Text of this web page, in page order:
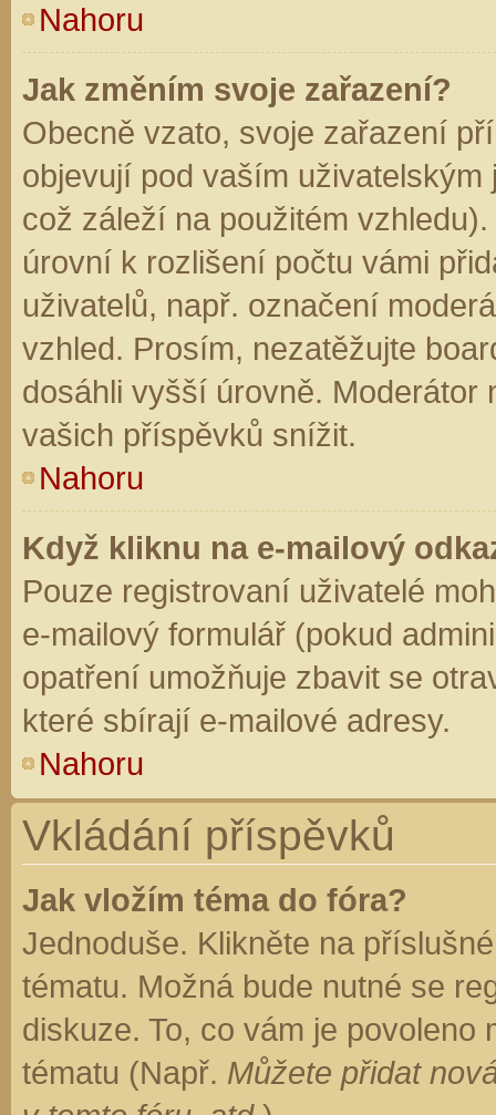
Nahoru
Jak změním svoje zařazení?
Obecně vzato, svoje zařazení
objevují pod vaším
což záleží na použitém
úrovní k rozlišení počtu vámi
uživatelů, např. označení
vzhled. Prosím, nezatěžujte
dosáhli vyšší úrovně. Moderátor
vašich příspěvků snížit.
Nahoru
Když kliknu na e-mailový
Pouze registrovaní uživatelé
e-mailový formulář (pokud
opatření umožňuje zbavit se
které sbírají e-mailové adresy.
Nahoru
Vkládání příspěvků
Jak vložím téma do fóra?
Jednoduše. Klikněte na
tématu. Možná bude nutné se
diskuze. To, co vám je
tématu (Např. Můžete přidat